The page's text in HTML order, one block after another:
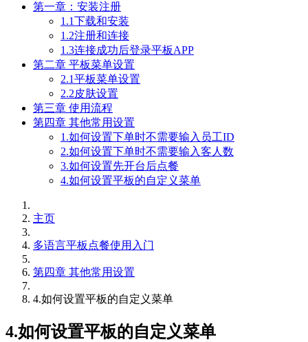
第一章：安装注册
1.1下载和安装
1.2注册和连接
1.3连接成功后登录平板APP
第二章 平板菜单设置
2.1平板菜单设置
2.2皮肤设置
第三章 使用流程
第四章 其他常用设置
1.如何设置下单时不需要输入员工ID
2.如何设置下单时不需要输入客人数
3.如何设置先开台后点餐
4.如何设置平板的自定义菜单
主页
多语言平板点餐使用入门
第四章 其他常用设置
4.如何设置平板的自定义菜单
4.如何设置平板的自定义菜单